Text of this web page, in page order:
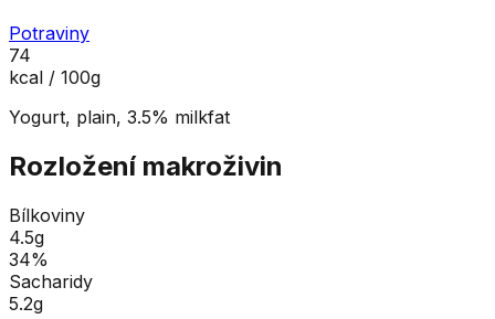
Potraviny
74
kcal / 100g
Yogurt, plain, 3.5% milkfat
Rozložení makroživin
Bílkoviny
4.5g
34%
Sacharidy
5.2g